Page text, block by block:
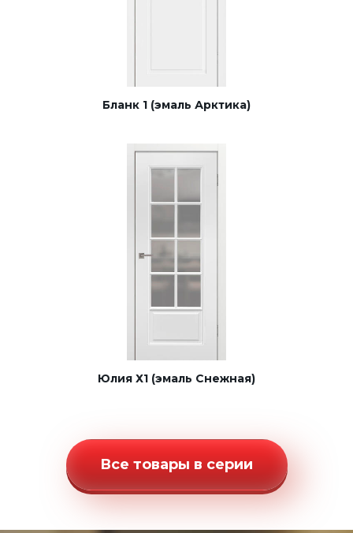
Бланк 1 (эмаль Арктика)
Юлия Х1 (эмаль Снежная)
Все товары в серии